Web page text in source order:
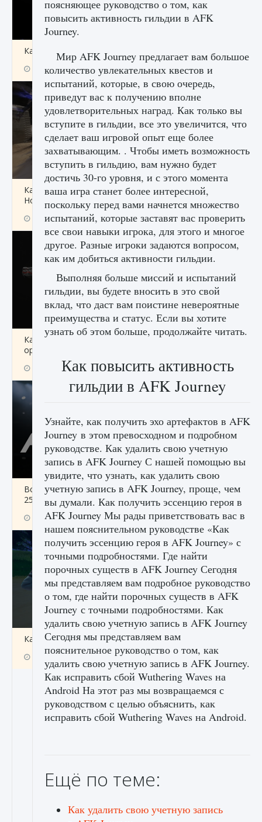
Как получить Thunder Egg в Stardew Valley
9 августа 2024 1 244 0 0
Как исправить неработающие награды For
Honor
9 августа 2024 1 205 0 0
Как разблокировать чертеж счастливого
оружия в MW3 и Warzone
9 августа 2024 1 151 0 0
Все новые функции Ultimate Team в EA FC
25
9 августа 2024 1 297 0 0
Как включить чат в Fortnite
9 августа 2024 1 335 0 0
поясняющее руководство о том, как
повысить активность гильдии в AFK
Journey.
Мир AFK Journey предлагает вам большое
количество увлекательных квестов и
испытаний, которые, в свою очередь,
приведут вас к получению вполне
удовлетворительных наград. Как только вы
вступите в гильдии, все это увеличится, что
сделает ваш игровой опыт еще более
захватывающим. . Чтобы иметь возможность
вступить в гильдию, вам нужно будет
достичь 30-го уровня, и с этого момента
ваша игра станет более интересной,
поскольку перед вами начнется множество
испытаний, которые заставят вас проверить
все свои навыки игрока, для этого и многое
другое. Разные игроки задаются вопросом,
как им добиться активности гильдии.
Выполняя больше миссий и испытаний
гильдии, вы будете вносить в это свой
вклад, что даст вам поистине невероятные
преимущества и статус. Если вы хотите
узнать об этом больше, продолжайте читать.
Как повысить активность
гильдии в AFK Journey
Узнайте, как получить эхо артефактов в AFK
Journey в этом превосходном и подробном
руководстве. Как удалить свою учетную
запись в AFK Journey С нашей помощью вы
увидите, что узнать, как удалить свою
учетную запись в AFK Journey, проще, чем
вы думали. Как получить эссенцию героя в
AFK Journey Мы рады приветствовать вас в
нашем пояснительном руководстве «Как
получить эссенцию героя в AFK Journey» с
точными подробностями. Где найти
порочных существ в AFK Journey Сегодня
мы представляем вам подробное руководство
о том, где найти порочных существ в AFK
Journey с точными подробностями. Как
удалить свою учетную запись в AFK Journey
Сегодня мы представляем вам
пояснительное руководство о том, как
удалить свою учетную запись в AFK Journey.
Как исправить сбой Wuthering Waves на
Android На этот раз мы возвращаемся с
руководством с целью объяснить, как
исправить сбой Wuthering Waves на Android.
Ещё по теме:
Как удалить свою учетную запись